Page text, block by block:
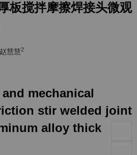
板搅拌摩擦焊接头微观
, 赵慧慧2
mechanical
stir welded joint
alloy thick